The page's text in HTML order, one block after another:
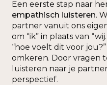
Een eerste stap naar
empathisch luisteren.
partner vanuit ons
om “ik” in plaats van
“hoe voelt dit voor
omkeren. Door vragen
luisteren naar je
perspectief.